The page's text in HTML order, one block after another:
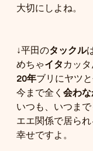
大切にしよね。
↓平田のタックル
めちゃイタ カッタ
20年ブリにヤツと
今まで全く 会わな
いつも、いつまで
エエ関係で居られ
幸せですよ。